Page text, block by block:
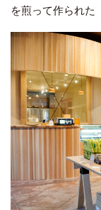
を煎って作られた